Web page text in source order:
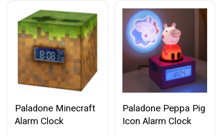
Paladone Minecraft
Alarm Clock
Paladone Peppa Pig
Icon Alarm Clock